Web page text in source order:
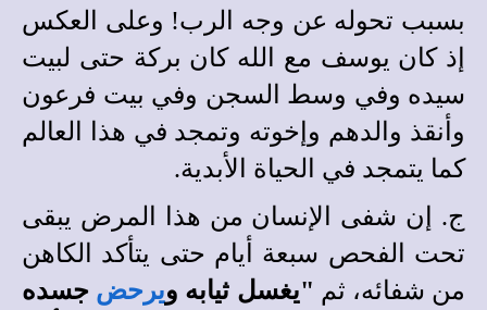
بسبب تحوله عن وجه الرب! وعلى العكس
إذ كان يوسف مع الله كان بركة حتى لبيت
سيده وفي وسط السجن وفي بيت فرعون
وأنقذ والدهم وإخوته وتمجد في هذا العالم
كما يتمجد في الحياة الأبدية.
ج. إن شفى الإنسان من هذا المرض يبقى
تحت الفحص سبعة أيام حتى يتأكد الكاهن
من شفائه، ثم "يغسل ثيابه ويرحض جسده